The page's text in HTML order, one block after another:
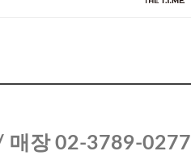
매장 02-3789-0277